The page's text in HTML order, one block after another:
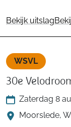
Bekijk uitslag
WSVL
30e
Zaterdag 8
Moorslede,